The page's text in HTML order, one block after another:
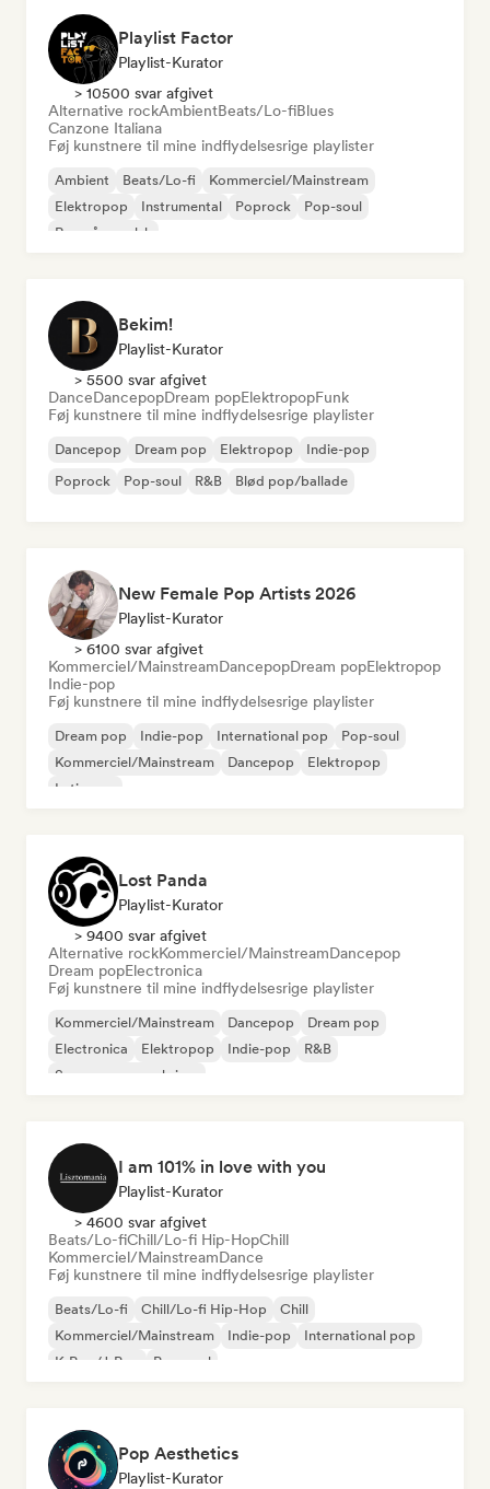
Playlist Factor
Playlist-Kurator
> 10500 svar afgivet
Alternative rockAmbientBeats/Lo-fiBlues
Canzone Italiana
Føj kunstnere til mine indflydelsesrige playlister
Ambient Beats/Lo-fi
Kommerciel/Mainstream
Elektropop
Instrumental Poprock
Pop-soul
Rap på engelsk
Bekim!
Playlist-Kurator
> 5500 svar afgivet
DanceDancepopDream popElektropopFunk
Føj kunstnere til mine indflydelsesrige playlister
Dancepop Dream pop Elektropop
Indie-pop
Poprock
Pop-soul R&B Blød pop/ballade
New Female Pop Artists 2026
Playlist-Kurator
> 6100 svar afgivet
Kommerciel/MainstreamDancepopDream popElektropop
Indie-pop
Føj kunstnere til mine indflydelsesrige playlister
Dream pop Indie-pop International pop
Pop-soul
Kommerciel/Mainstream
Dancepop
Elektropop
Latin pop
Lost Panda
Playlist-Kurator
> 9400 svar afgivet
Alternative rockKommerciel/MainstreamDancepop
Dream popElectronica
Føj kunstnere til mine indflydelsesrige playlister
Kommerciel/Mainstream Dancepop
Dream pop
Electronica
Elektropop Indie-pop
R&B
Sanger og sangskriver
I am 101% in love with you
Playlist-Kurator
> 4600 svar afgivet
Beats/Lo-fiChill/Lo-fi Hip-HopChill
Kommerciel/MainstreamDance
Føj kunstnere til mine indflydelsesrige playlister
Beats/Lo-fi Chill/Lo-fi Hip-Hop
Chill
Kommerciel/Mainstream
Indie-pop
International pop
K-Pop/J-Pop
Pop-soul
Pop Aesthetics
Playlist-Kurator